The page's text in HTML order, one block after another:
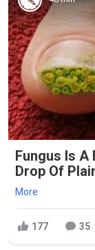
Fungus Is A
Drop Of
More
177 35